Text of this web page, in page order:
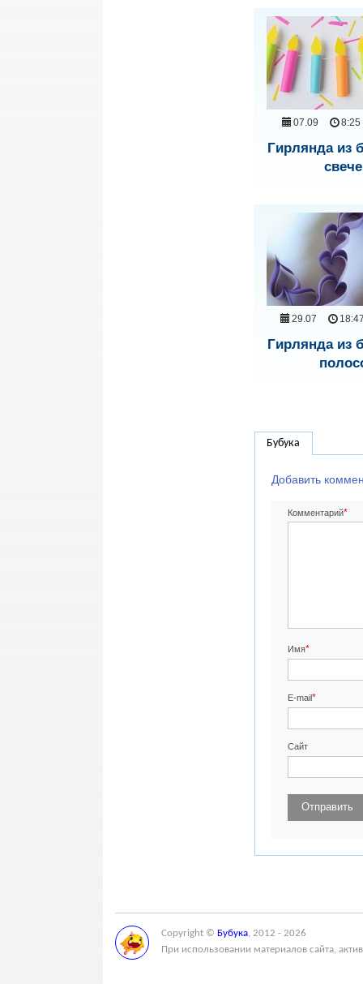
07.09 8:25
Гирлянда из
29.07
Гирлянда из
Бубука
Добавить
Комментарий*
Имя*
E-mail*
Сайт
Copyright © Бубука, 2012 - 2026
При использовании материалов сайта,